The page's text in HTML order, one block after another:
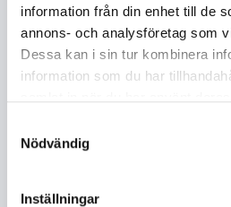
information från din enhet till de
annons- och analysföretag som
Dessa kan i sin tur kombinera
information som du har
Nödvändig
Inställningar
Forskning om
om smärtpsykologi. Kronisk
människors vardag på djupet
undervisning utforskar hon hur